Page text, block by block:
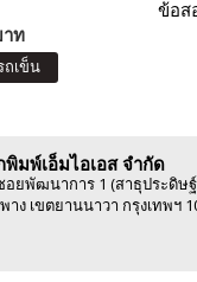
ท
ถเข็น
ข้อส
มพ์เอ็มไอเอส จำกัด
อยพัฒนาการ 1 (สาธุประดิษ
าง เขตยานนาวา กรุงเทพฯ